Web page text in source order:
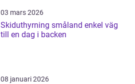
03 mars 2026
Skiduthyrning småland enkel väg
till en dag i backen
08 januari 2026